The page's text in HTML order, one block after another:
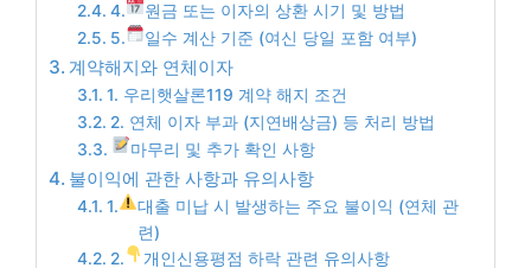
4.
원금 또는 이자의 상환 시기 및 방법
5.
일수 계산 기준 (여신 당일 포함 여부)
계약해지와 연체이자
1. 우리햇살론119 계약 해지 조건
2. 연체 이자 부과 (지연배상금) 등 처리 방법
마무리 및 추가 확인 사항
불이익에 관한 사항과 유의사항
1.
대출 미납 시 발생하는 주요 불이익 (연체 관
련)
2.
개인신용평점 하락 관련 유의사항